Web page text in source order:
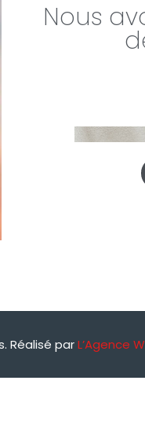
Nous
Réalisé parL’Agence